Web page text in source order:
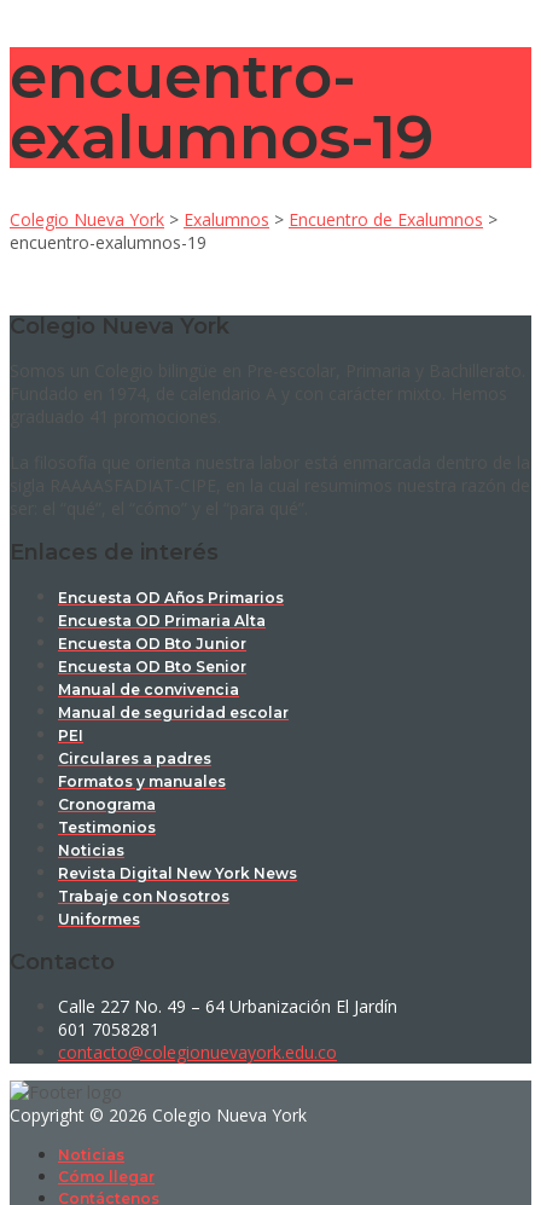
encuentro-
exalumnos-19
Colegio Nueva York > Exalumnos > Encuentro de Exalumnos >
encuentro-exalumnos-19
Colegio Nueva York
Enlaces de interés
Encuesta OD Años Primarios
Encuesta OD Primaria Alta
Encuesta OD Bto Junior
Encuesta OD Bto Senior
Manual de convivencia
Manual de seguridad escolar
PEI
Circulares a padres
Formatos y manuales
Cronograma
Testimonios
Noticias
Revista Digital New York News
Trabaje con Nosotros
Uniformes
Contacto
Calle 227 No. 49 – 64 Urbanización El Jardín
601 7058281
contacto@colegionuevayork.edu.co
Copyright © 2026 Colegio Nueva York
Noticias
Cómo llegar
Contáctenos